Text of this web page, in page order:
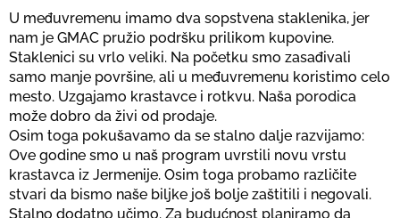
U međuvremenu imamo dva sopstvena staklenika, jer
nam je GMAC pružio podršku prilikom kupovine.
Staklenici su vrlo veliki. Na početku smo zasađivali
samo manje površine, ali u međuvremenu koristimo celo
mesto. Uzgajamo krastavce i rotkvu. Naša porodica
može dobro da živi od prodaje.
Osim toga pokušavamo da se stalno dalje razvijamo:
Ove godine smo u naš program uvrstili novu vrstu
krastavca iz Jermenije. Osim toga probamo različite
stvari da bismo naše biljke još bolje zaštitili i negovali.
Stalno dodatno učimo. Za budućnost planiramo da